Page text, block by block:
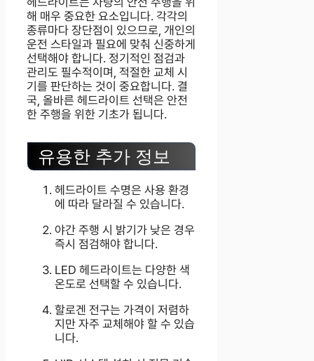
해 매우 중요한 요소입니다. 각각의
종류마다 장단점이 있으므로, 개인의
운전 스타일과 필요에 맞춰 신중하게
선택해야 합니다. 정기적인 점검과
관리도 필수적이며, 적절한 교체 시
기를 판단하는 것이 중요합니다. 결
국, 올바른 헤드라이트 선택은 안전
한 주행을 위한 기초가 됩니다.
유용한 추가 정보
헤드라이트 수명은 사용 환경
에 따라 달라질 수 있습니다.
야간 주행 시 밝기가 낮은 경우
즉시 점검해야 합니다.
LED 헤드라이트는 다양한 색
온도로 선택할 수 있습니다.
할로겐 전구는 가격이 저렴하
지만 자주 교체해야 할 수 있습
니다.